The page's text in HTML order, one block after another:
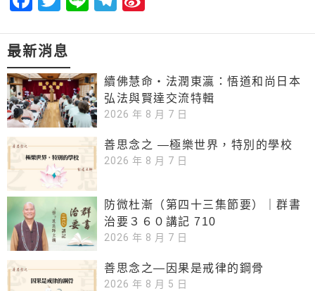
最新消息
續佛慧命‧法潤東瀛：悟道和尚日本
弘法與賢達交流特輯
2026 年 8 月 7 日
善思念之 —極樂世界，特別的學校
2026 年 8 月 7 日
防微杜漸（第四十三集節要）｜群書
治要３６０講記 710
2026 年 8 月 7 日
善思念之—因果是戒律的鋼骨
2026 年 8 月 5 日